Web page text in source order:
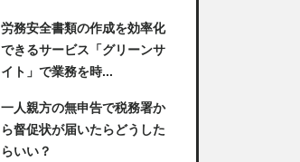
労務安全書類の作成を効率化
できるサービス「グリーンサ
イト」で業務を時...
一人親方の無申告で税務署か
ら督促状が届いたらどうした
らいい？